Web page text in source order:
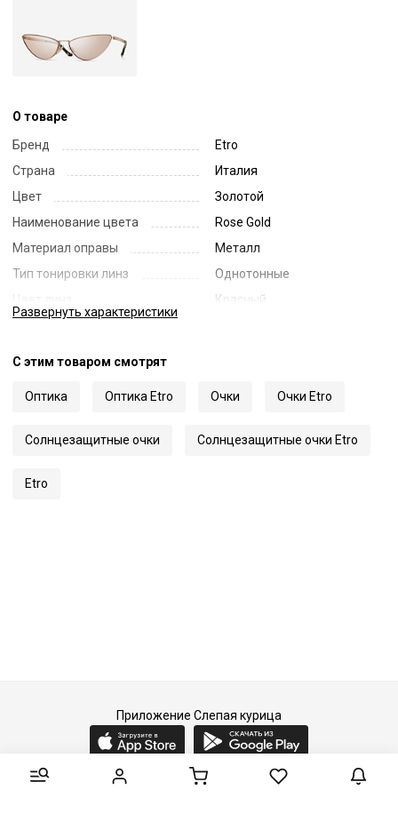
О товаре
Бренд
Etro
Страна
Италия
Цвет
Золотой
Наименование цвета
Rose Gold
Материал оправы
Металл
Тип тонировки линз
Однотонные
Красный
Длина заушника
145
Развернуть характеристики
С этим товаром смотрят
Оптика Оптика Etro Очки Очки Etro
Солнцезащитные очки Солнцезащитные очки Etro
Etro
Приложение Слепая курица
2015-2026 © Слепая курица - fashion concept store.